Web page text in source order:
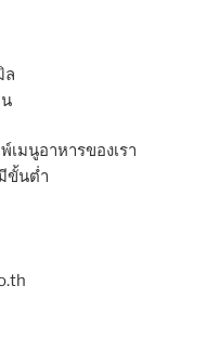
ล
มนูอาหารของเรา
ขั้นต่ำ